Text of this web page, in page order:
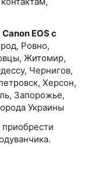
EOS с
Ровно,
Житомир,
Чернигов,
Херсон,
Запорожье,
Украины